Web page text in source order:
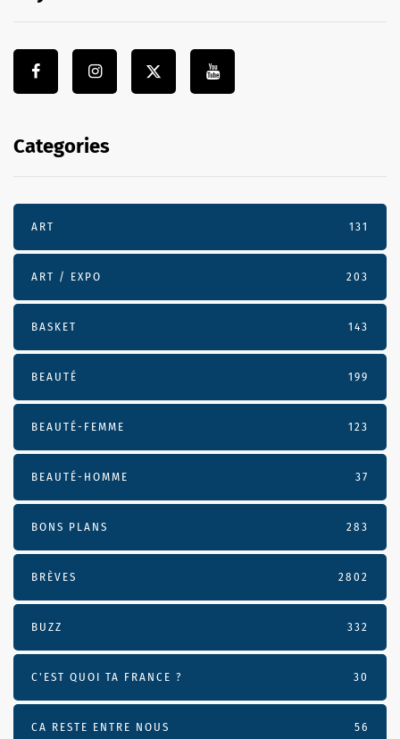
Categories
ART 131
ART / EXPO 203
BASKET 143
BEAUTÉ 199
BEAUTÉ-FEMME 123
BEAUTÉ-HOMME 37
BONS PLANS 283
BRÈVES 2802
BUZZ 332
C'EST QUOI TA FRANCE ? 30
CA RESTE ENTRE NOUS 56